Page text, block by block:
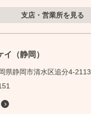
支店・営業所を見る
（静岡）
県静岡市清水区追分4-2113